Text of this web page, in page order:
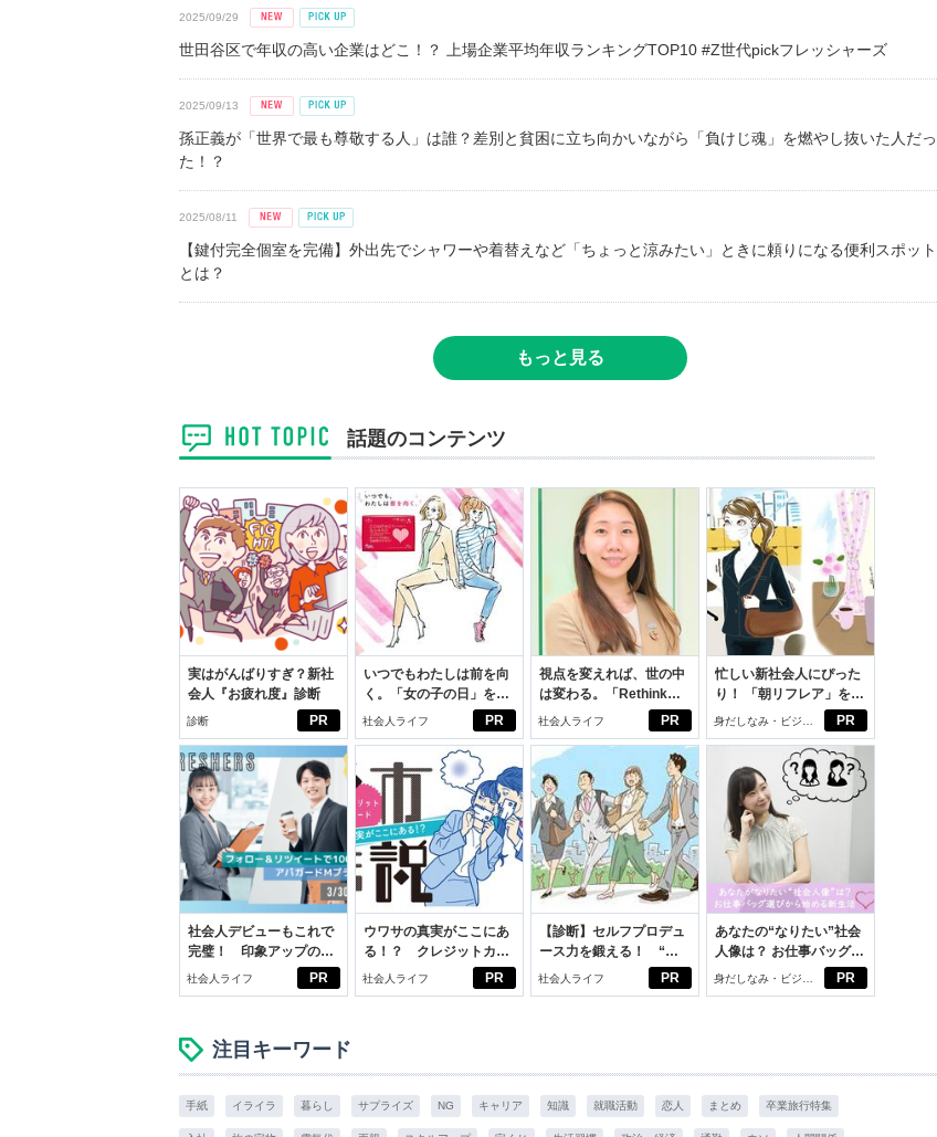
2025/09/29
世田谷区で年収の高い企業はどこ！？ 上場企業平均年収ランキングTOP10 #Z世代pickフレッシャーズ
2025/09/13
孫正義が「世界で最も尊敬する人」は誰？差別と貧困に立ち向かいながら「負けじ魂」を燃やし抜いた人だっ
た！？
2025/08/11
【鍵付完全個室を完備】外出先でシャワーや着替えなど「ちょっと涼みたい」ときに頼りになる便利スポット
とは？
もっと見る
話題のコンテンツ
PR
実はがんばりすぎ？新社
会人『お疲れ度』診断
診断 PR
いつでもわたしは前を向
く。「女の子の日」を前
向きに♪社会人エリ・大
社会人ライフ PR
視点を変えれば、世の中
は変わる。「Rethink
PROJECT」がつたえた
社会人ライフ PR
忙しい新社会人にぴった
り！ 「朝リフレア」をは
じめよう。しっかりニオ
イケアして24時間快適。
身だしなみ・ビジネ
スアイテム
PR
社会人デビューもこれで
完璧！ 印象アップのセ
ルフプロデュース術
社会人ライフ PR
ウワサの真実がここにあ
る！？ クレジットカー
ドの都市伝説
社会人ライフ PR
【診断】セルフプロデュ
ース力を鍛える！ “ジ
ブン観”診断
社会人ライフ PR
あなたの“なりたい”社会
人像は？ お仕事バッグ選
びから始める新生活
身だしなみ・ビジネ
スアイテム
注目キーワード
手紙 イライラ 暮らし サプライズ NG キャリア 知識 就職活動 恋人 まとめ 卒業旅行特集